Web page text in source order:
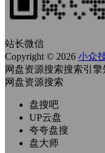
站长微信
Copyright © 2026 小众
网盘资源搜索搜索引擎
网盘资源搜索
盘搜吧
UP云盘
夸夸盘搜
盘大师